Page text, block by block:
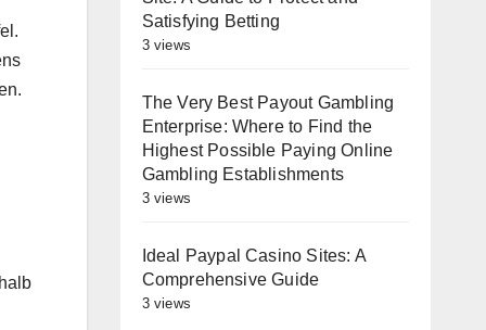
Satisfying Betting
3 views
The Very Best Payout Gambling
Enterprise: Where to Find the
Highest Possible Paying Online
Gambling Establishments
3 views
Ideal Paypal Casino Sites: A
Comprehensive Guide
3 views